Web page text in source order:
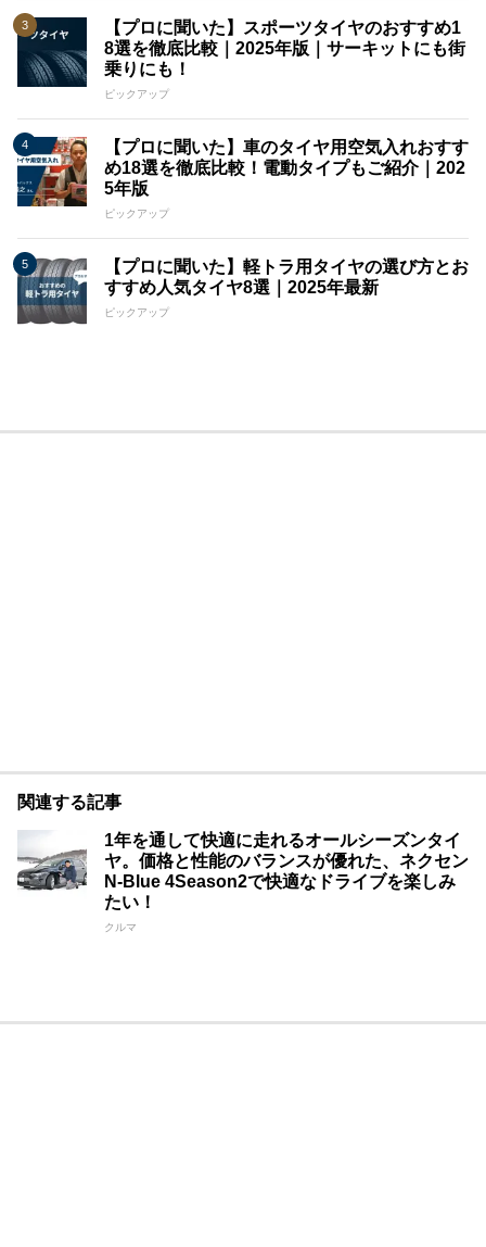
【プロに聞いた】スポーツタイヤのおすすめ1
8選を徹底比較｜2025年版｜サーキットにも街
乗りにも！
ピックアップ
【プロに聞いた】車のタイヤ用空気入れおすす
め18選を徹底比較！電動タイプもご紹介｜202
5年版
ピックアップ
【プロに聞いた】軽トラ用タイヤの選び方とお
すすめ人気タイヤ8選｜2025年最新
ピックアップ
関連する記事
1年を通して快適に走れるオールシーズンタイ
ヤ。価格と性能のバランスが優れた、ネクセン
N-Blue 4Season2で快適なドライブを楽しみ
たい！
クルマ